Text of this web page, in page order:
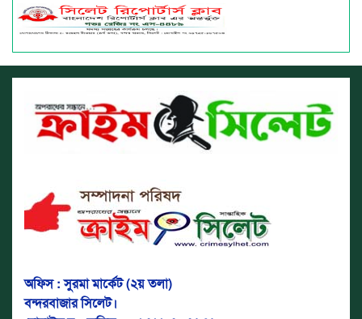
অফিস : সুরমা মার্কেট (২য় তলা)
বন্দরবাজার সিলেট।